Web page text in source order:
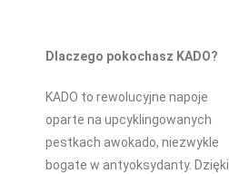
Dlaczego pokochasz KADO?
KADO to rewolucyjne napoje
oparte na upcyklingowanych
pestkach awokado, niezwykle
bogate w antyoksydanty. Dzięki